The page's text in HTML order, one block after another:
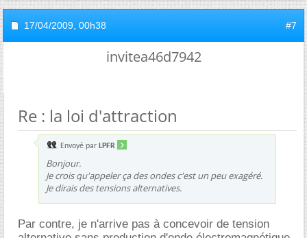
17/04/2009, 00h38 #7
invitea46d7942
Re : la loi d'attraction
Envoyé par LPFR
Bonjour.
Je crois qu'appeler ça des ondes c'est un peu exagéré.
Je dirais des tensions alternatives.
Par contre, je n'arrive pas à concevoir de tension